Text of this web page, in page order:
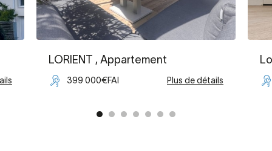
LORIENT , Appartement
399 000€FAI Plus de détails